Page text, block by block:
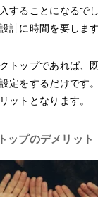
することになるで
計に時間を要します
トップであれば、
定をするだけです
ットとなります。
ップのデメリット